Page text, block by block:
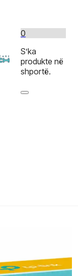
0
S’ka
produkte në
shportë.